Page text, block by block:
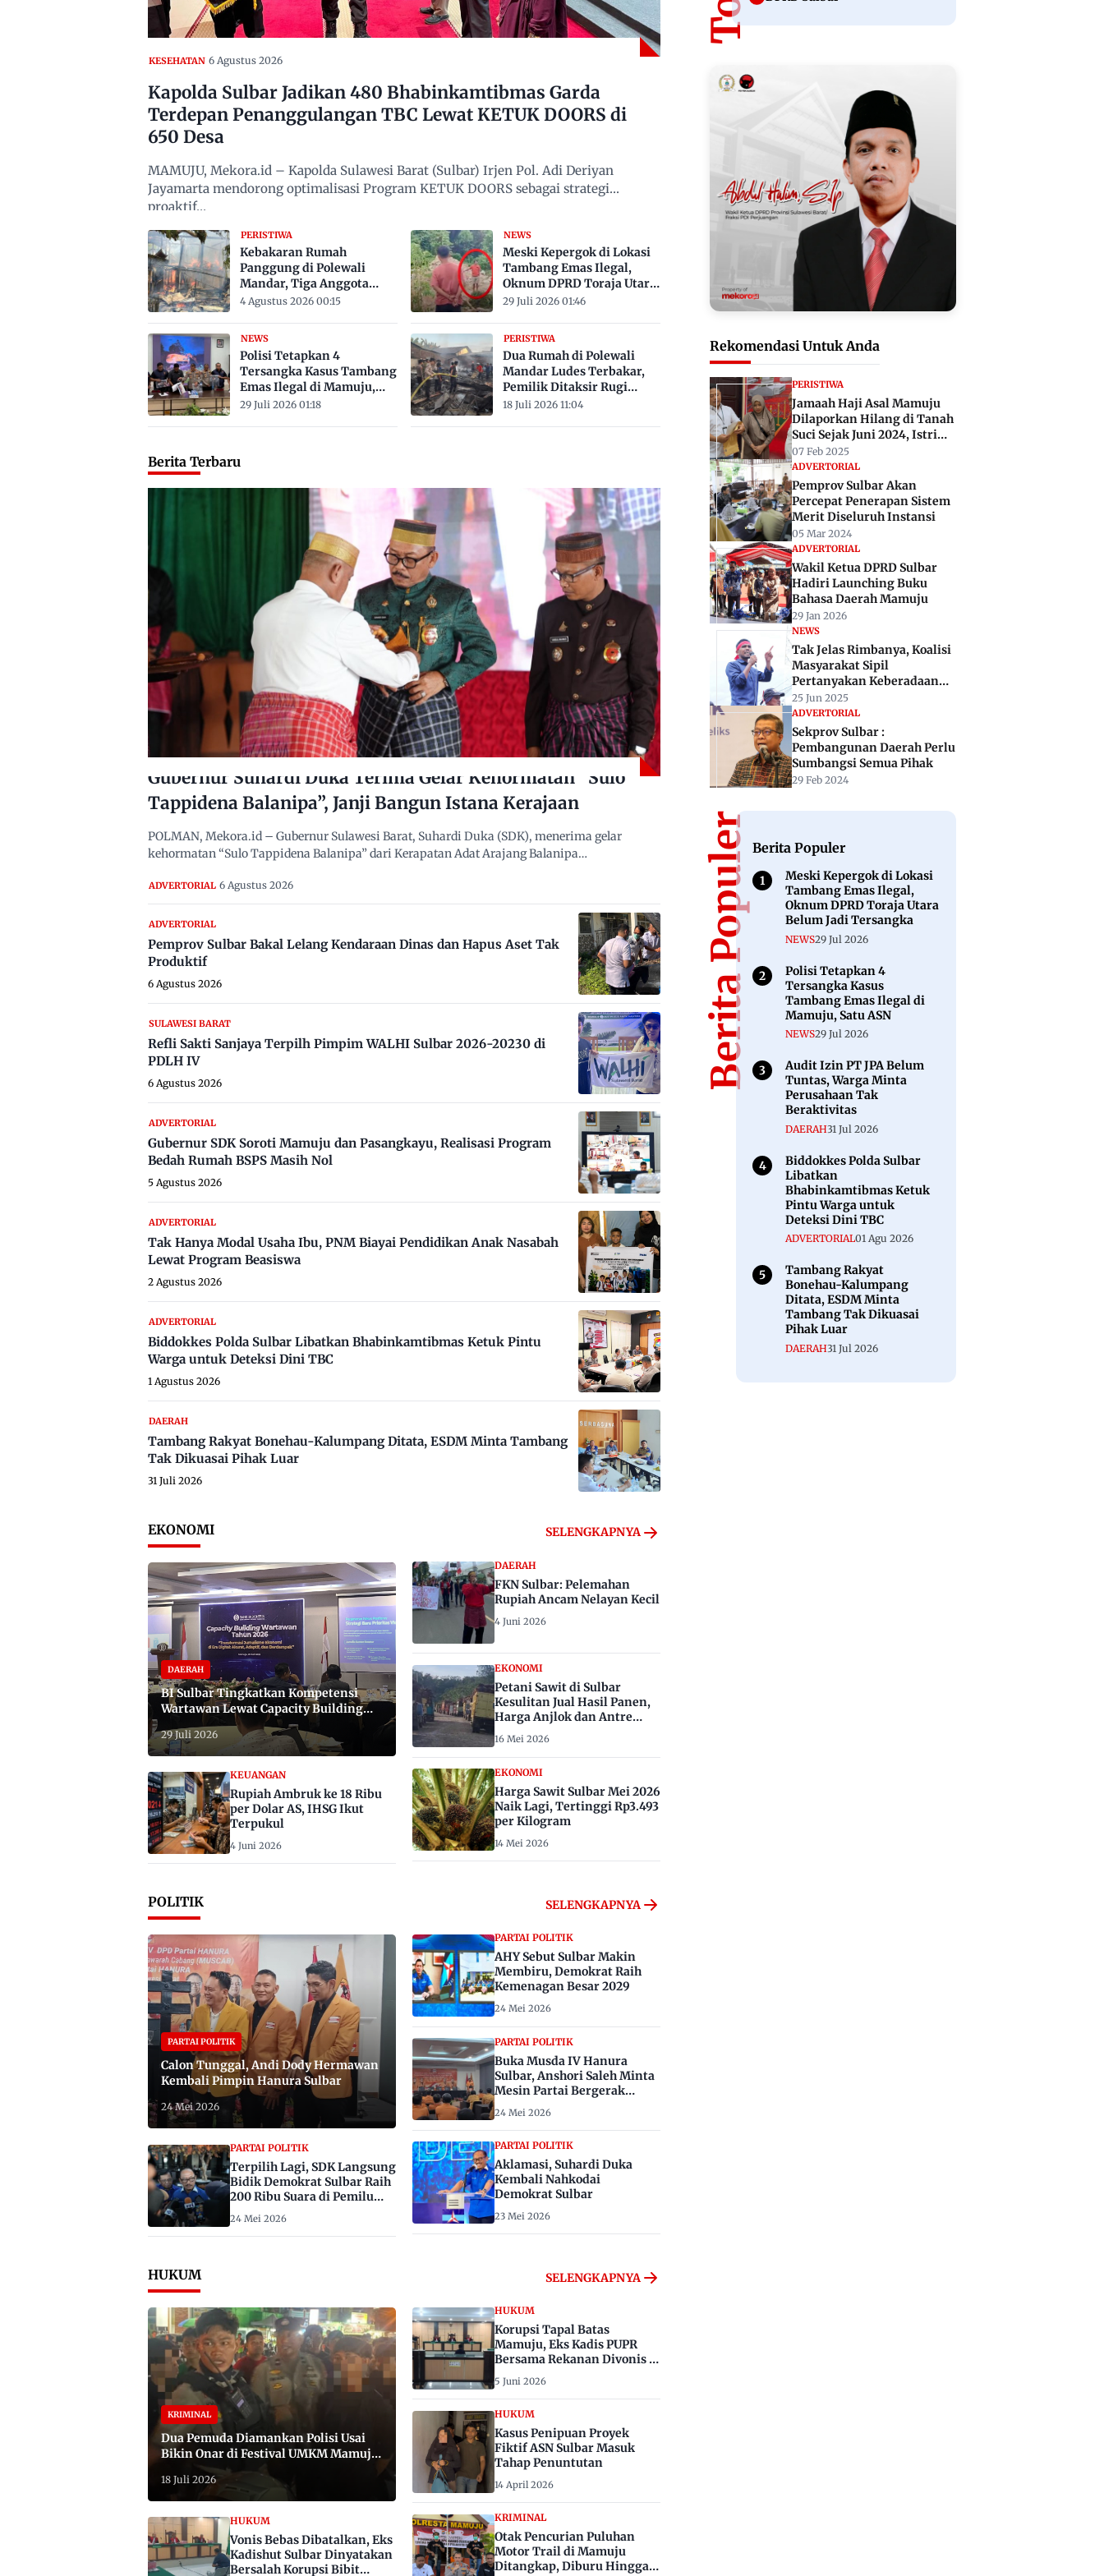
KESEHATAN 6 Agustus 2026
Kapolda Sulbar Jadikan 480 Bhabinkamtibmas Garda
Terdepan Penanggulangan TBC Lewat KETUK DOORS di
650 Desa
MAMUJU, Mekora.id – Kapolda Sulawesi Barat (Sulbar) Irjen Pol. Adi Deriyan
Jayamarta mendorong optimalisasi Program KETUK DOORS sebagai strategi
proaktif…
PERISTIWA
Kebakaran Rumah
Panggung di Polewali
Mandar, Tiga Anggota
Keluarga Tewas Terjebak
4 Agustus 2026 00:15
NEWS
Meski Kepergok di Lokasi
Tambang Emas Ilegal,
Oknum DPRD Toraja Utara
Belum Jadi Tersangka
29 Juli 2026 01:46
NEWS
Polisi Tetapkan 4
Tersangka Kasus Tambang
Emas Ilegal di Mamuju,
Satu ASN
29 Juli 2026 01:18
PERISTIWA
Dua Rumah di Polewali
Mandar Ludes Terbakar,
Pemilik Ditaksir Rugi
Rp200 Juta
18 Juli 2026 11:04
Berita Terbaru
Gubernur Suhardi Duka Terima Gelar Kehormatan “Sulo
Tappidena Balanipa”, Janji Bangun Istana Kerajaan
POLMAN, Mekora.id – Gubernur Sulawesi Barat, Suhardi Duka (SDK), menerima gelar
kehormatan “Sulo Tappidena Balanipa” dari Kerapatan Adat Arajang Balanipa…
ADVERTORIAL 6 Agustus 2026
ADVERTORIAL
Pemprov Sulbar Bakal Lelang Kendaraan Dinas dan Hapus Aset Tak
Produktif
6 Agustus 2026
SULAWESI BARAT
Refli Sakti Sanjaya Terpilh Pimpim WALHI Sulbar 2026-20230 di
PDLH IV
6 Agustus 2026
ADVERTORIAL
Gubernur SDK Soroti Mamuju dan Pasangkayu, Realisasi Program
Bedah Rumah BSPS Masih Nol
5 Agustus 2026
ADVERTORIAL
Tak Hanya Modal Usaha Ibu, PNM Biayai Pendidikan Anak Nasabah
Lewat Program Beasiswa
2 Agustus 2026
ADVERTORIAL
Biddokkes Polda Sulbar Libatkan Bhabinkamtibmas Ketuk Pintu
Warga untuk Deteksi Dini TBC
1 Agustus 2026
DAERAH
Tambang Rakyat Bonehau-Kalumpang Ditata, ESDM Minta Tambang
Tak Dikuasai Pihak Luar
31 Juli 2026
EKONOMI SELENGKAPNYA
DAERAH
BI Sulbar Tingkatkan Kompetensi
Wartawan Lewat Capacity Building
29 Juli 2026
KEUANGAN
Rupiah Ambruk ke 18 Ribu
per Dolar AS, IHSG Ikut
Terpukul
4 Juni 2026
DAERAH
FKN Sulbar: Pelemahan
Rupiah Ancam Nelayan Kecil
4 Juni 2026
EKONOMI
Petani Sawit di Sulbar
Kesulitan Jual Hasil Panen,
Harga Anjlok dan Antre
Berhari-hari
16 Mei 2026
EKONOMI
Harga Sawit Sulbar Mei 2026
Naik Lagi, Tertinggi Rp3.493
per Kilogram
14 Mei 2026
POLITIK SELENGKAPNYA
PARTAI POLITIK
Calon Tunggal, Andi Dody Hermawan
Kembali Pimpin Hanura Sulbar
24 Mei 2026
PARTAI POLITIK
Terpilih Lagi, SDK Langsung
Bidik Demokrat Sulbar Raih
200 Ribu Suara di Pemilu
2029
24 Mei 2026
PARTAI POLITIK
AHY Sebut Sulbar Makin
Membiru, Demokrat Raih
Kemenagan Besar 2029
24 Mei 2026
PARTAI POLITIK
Buka Musda IV Hanura
Sulbar, Anshori Saleh Minta
Mesin Partai Bergerak
24 Mei 2026
PARTAI POLITIK
Aklamasi, Suhardi Duka
Kembali Nahkodai
Demokrat Sulbar
23 Mei 2026
HUKUM SELENGKAPNYA
KRIMINAL
Dua Pemuda Diamankan Polisi Usai
Bikin Onar di Festival UMKM Mamuju,
Satu Bawa Badik
18 Juli 2026
HUKUM
Vonis Bebas Dibatalkan, Eks
Kadishut Sulbar Dinyatakan
Bersalah Korupsi Bibit
HUKUM
Korupsi Tapal Batas
Mamuju, Eks Kadis PUPR
Bersama Rekanan Divonis 6
dan 8 Tahun Penjara
5 Juni 2026
HUKUM
Kasus Penipuan Proyek
Fiktif ASN Sulbar Masuk
Tahap Penuntutan
14 April 2026
KRIMINAL
Otak Pencurian Puluhan
Motor Trail di Mamuju
Ditangkap, Diburu Hingga
Rekomendasi Untuk Anda
PERISTIWA
Jamaah Haji Asal Mamuju
Dilaporkan Hilang di Tanah
Suci Sejak Juni 2024, Istri
Tuntut Travel ALK
07 Feb 2025
ADVERTORIAL
Pemprov Sulbar Akan
Percepat Penerapan Sistem
Merit Diseluruh Instansi
05 Mar 2024
ADVERTORIAL
Wakil Ketua DPRD Sulbar
Hadiri Launching Buku
Bahasa Daerah Mamuju
29 Jan 2026
NEWS
Tak Jelas Rimbanya, Koalisi
Masyarakat Sipil
Pertanyakan Keberadaan
Tim Evaluasi Izin
Pertambangan Sulbar
25 Jun 2025
ADVERTORIAL
Sekprov Sulbar :
Pembangunan Daerah Perlu
Sumbangsi Semua Pihak
29 Feb 2024
Berita PopulerBerita Populer
Meski Kepergok di Lokasi
Tambang Emas Ilegal,
Oknum DPRD Toraja Utara
Belum Jadi Tersangka
NEWS29 Jul 2026
Polisi Tetapkan 4
Tersangka Kasus
Tambang Emas Ilegal di
Mamuju, Satu ASN
NEWS29 Jul 2026
Audit Izin PT JPA Belum
Tuntas, Warga Minta
Perusahaan Tak
Beraktivitas
DAERAH31 Jul 2026
Biddokkes Polda Sulbar
Libatkan
Bhabinkamtibmas Ketuk
Pintu Warga untuk
Deteksi Dini TBC
ADVERTORIAL01 Agu 2026
Tambang Rakyat
Bonehau-Kalumpang
Ditata, ESDM Minta
Tambang Tak Dikuasai
Pihak Luar
DAERAH31 Jul 2026